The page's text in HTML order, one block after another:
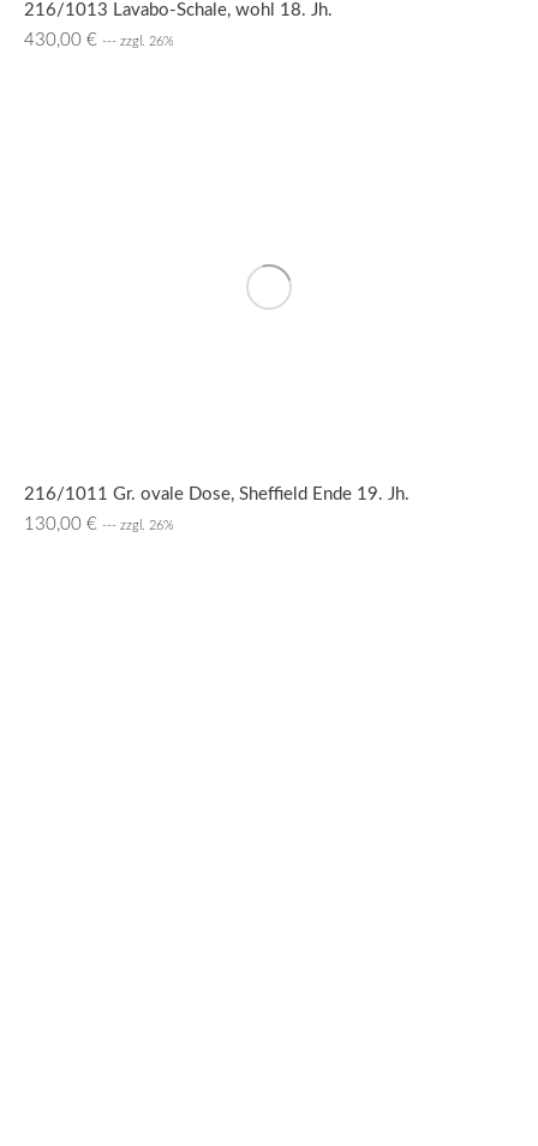
216/1013 Lavabo-Schale, wohl 18. Jh.
430,00 € --- zzgl. 26%
216/1011 Gr. ovale Dose, Sheffield Ende 19. Jh.
130,00 € --- zzgl. 26%